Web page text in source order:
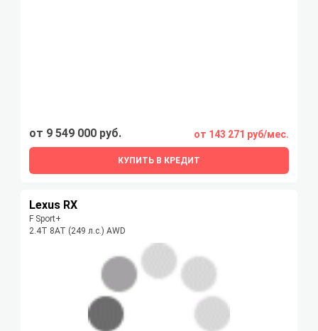
от 9 549 000 руб. от 143 271 руб/мес.
КУПИТЬ В КРЕДИТ
Lexus RX
F Sport+
2.4T 8AT (249 л.с.) AWD